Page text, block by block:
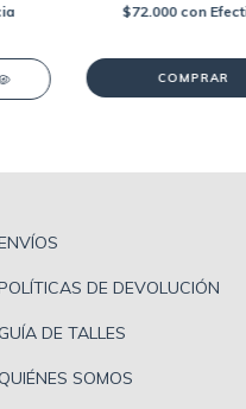
$72.000 con
COMPRAR
DE DEVOLUCIÓN
GUÍA DE TALLES
QUIÉNES SOMOS